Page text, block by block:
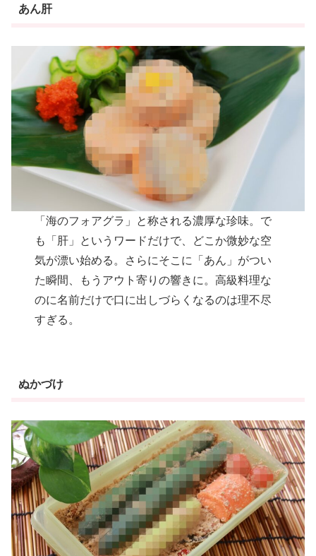
あん肝
「海のフォアグラ」と称される濃厚な珍味。で
も「肝」というワードだけで、どこか微妙な空
気が漂い始める。さらにそこに「あん」がつい
た瞬間、もうアウト寄りの響きに。高級料理な
のに名前だけで口に出しづらくなるのは理不尽
すぎる。
ぬかづけ